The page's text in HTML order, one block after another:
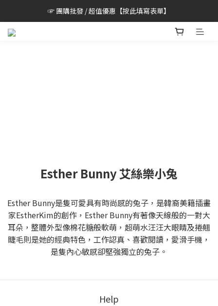
☞ 團購批發 / 超值優惠【按此填寫表單】
Esther Bunny 艾絲樂小兔
Esther Bunny是隻可愛具有時尚感的兔子，是韓裔美籍插畫
家EstherKim的創作，Esther Bunny有著像天線般的一對大
耳朵，整體外型像棉花糖般軟萌，超萌水汪汪大眼睛及捲翹
睫毛則是她的經典特色，工作認真、喜歡閱讀，愛滑手機，
是隻內心敏感卻堅強獨立的兔子。
Help